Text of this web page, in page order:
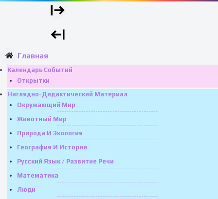
Главная
Календарь Событий
Открытки
Наглядно-Дидактический Материал
Окружающий Мир
Животный Мир
Природа И Экология
География И История
Русский Язык / Развитие Речи
Математика
Люди